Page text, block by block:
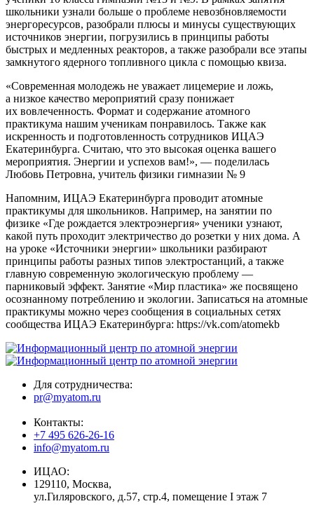
школьники узнали больше о проблеме невозбновляемости
энергоресурсов, разобрали плюсы и минусы существующих
источников энергии, погрузились в принципы работы
быстрых и медленных реакторов, а также разобрали все этапы
замкнутого ядерного топливного цикла с помощью квиза.
«Современная молодежь не уважает лицемерие и ложь,
а низкое качество мероприятий сразу понижает
их вовлеченность. Формат и содержание атомного
практикума нашим ученикам понравилось. Также как
искренность и подготовленность сотрудников ИЦАЭ
Екатеринбурга. Считаю, что это высокая оценка вашего
мероприятия. Энергии и успехов вам!», — поделилась
Любовь Петровна, учитель физики гимназии № 9
Напомним, ИЦАЭ Екатеринбурга проводит атомные
практикумы для школьников. Например, на занятии по
физике «Где рождается электроэнергия» ученики узнают,
какой путь проходит электричество до розетки у них дома. А
на уроке «Источники энергии» школьники разбирают
принципы работы разных типов электростанций, а также
главную современную экологическую проблему —
парниковый эффект. Занятие «Мир пластика» же посвящено
осознанному потреблению и экологии. Записаться на атомные
практикумы можно через сообщения в социальных сетях
сообщества ИЦАЭ Екатеринбурга: https://vk.com/atomekb
Для сотрудничества:
pr@myatom.ru
Контакты:
+7 495 626-26-16
info@myatom.ru
ИЦАО:
129110, Москва,
ул.Гиляровского, д.57, стр.4, помещение I этаж 7